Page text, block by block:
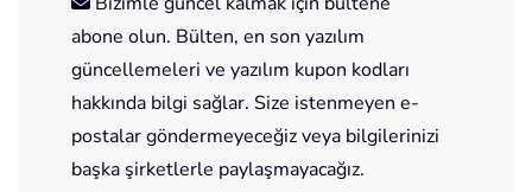
abone olun. Bülten, en son yazılım
güncellemeleri ve yazılım kupon kodları
hakkında bilgi sağlar. Size istenmeyen e-
postalar göndermeyeceğiz veya bilgilerinizi
başka şirketlerle paylaşmayacağız.